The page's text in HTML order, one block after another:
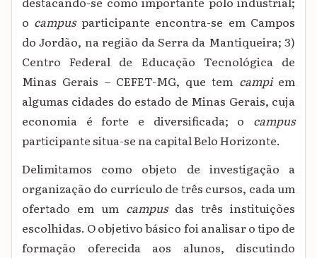
o campusparticipante encontra-se em Campos
do Jordão, na região da Serra da Mantiqueira; 3)
Centro Federal de Educação Tecnológica de
Minas Gerais – CEFET-MG, que tem campi em
algumas cidades do estado de Minas Gerais, cuja
economia é forte e diversificada; o campus
participante situa-se na capital Belo Horizonte.
Delimitamos como objeto de investigação a
organização do currículo de três cursos, cada um
ofertado em um campusdas três instituições
escolhidas. O objetivo básico foi analisar o tipo de
formação oferecida aos alunos, discutindo